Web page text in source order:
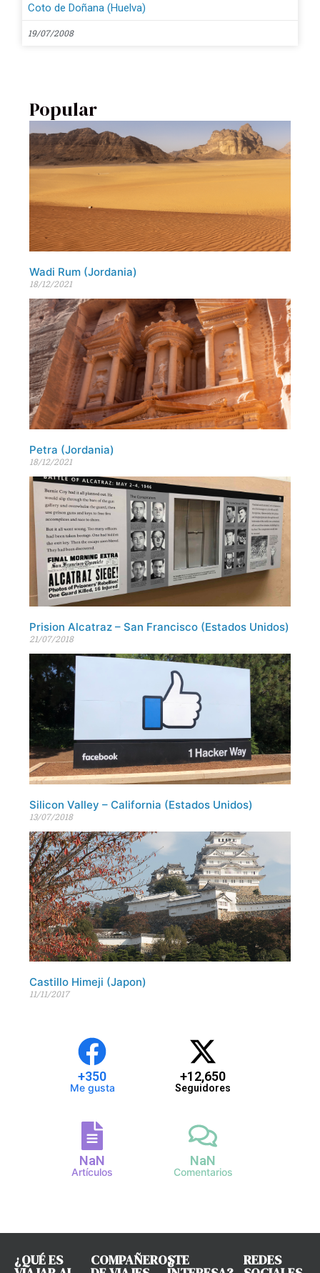
Coto de Doñana (Huelva)
19/07/2008
Popular
Wadi Rum (Jordania)
18/12/2021
Petra (Jordania)
18/12/2021
Prision Alcatraz – San Francisco (Estados Unidos)
21/07/2018
Silicon Valley – California (Estados Unidos)
13/07/2018
Castillo Himeji (Japon)
11/11/2017
+350
Me gusta
+12,650
Seguidores
NaN
Artículos
NaN
Comentarios
¿QUÉ ES COMPAÑEROS¿TE REDES